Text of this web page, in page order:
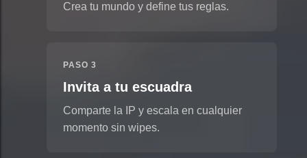
Crea tu mundo y define tus reglas.
PASO 3
Invita a tu escuadra
Comparte la IP y escala en cualquier
momento sin wipes.